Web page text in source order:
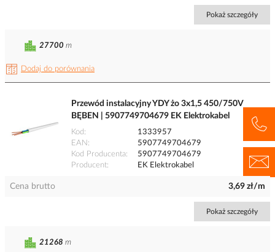
Pokaż szczegóły
Dodaj do porównania
27700 m
Przewód instalacyjny YDY żo 3x1,5 450/750V
BĘBEN | 5907749704679 EK Elektrokabel
Kod
1333957
EAN
5907749704679
Kod Producenta
5907749704679
Producent
EK Elektrokabel
Cena brutto 3,69 zł/m
Pokaż szczegóły
21268 m